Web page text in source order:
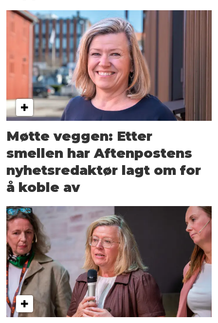
Møtte veggen: Etter
smellen har Aftenpostens
nyhetsredaktør lagt om for
å koble av